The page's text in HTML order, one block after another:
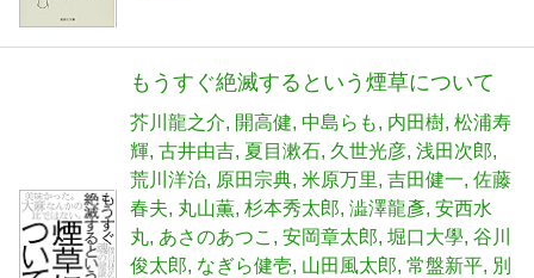
もうすぐ絶滅するという煙草について
芥川龍之介 開高健 中島らも 内田樹 松浦寿
輝 古井由吉 夏目漱石 久世光彦 浅田次郎
荒川洋治 原田宗典 米原万里 吉田健一 佐藤
春夫 丸山薫 杉本秀太郎 澁澤龍彥 安西水
丸 あさのあつこ 安岡章太郎 堀口大學 谷川
俊太郎 なぎら健壱 山田風太郎 常盤新平 別